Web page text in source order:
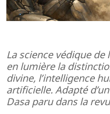
La science védique de
en lumière la
divine, l’intelligence
artificielle. Adapté
Dasa paru dans la